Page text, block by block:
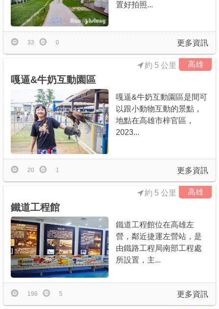
置好拍照...
更多資訊
33 0
高雄
嘎逼&牛奶互動園區
約 5 公里
嘎逼&牛奶互動園區是間可
以跟小動物互動的景點，
地點在高雄市梓官區，
2023...
更多資訊
20 1
高雄
鐵道工程館
約 5 公里
鐵道工程館位在高雄左
營，鄰近捷運左營站，是
由鐵路工程局南部工程處
所設置，主...
更多資訊
198 5